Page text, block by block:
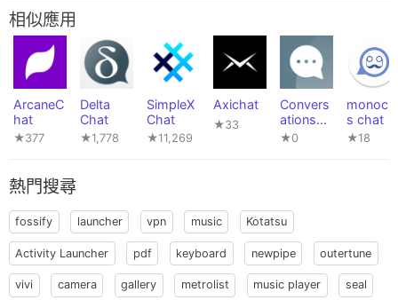
相似應用
ArcaneC
hat
★377
Delta
Chat
★1,778
SimpleX
Chat
★11,269
Axichat
★33
Convers
ations
Classic
★0
monocle
s chat
★18
熱門搜尋
fossify launcher vpn music Kotatsu
Activity Launcher pdf keyboard newpipe outertune
vivi camera gallery metrolist music player seal